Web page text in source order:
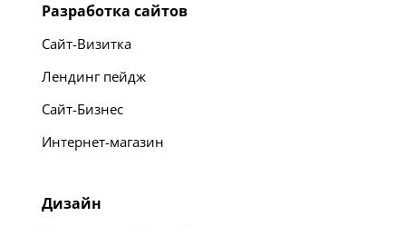
Разработка сайтов
Сайт-Визитка
Лендинг пейдж
Сайт-Бизнес
Интернет-магазин
Дизайн